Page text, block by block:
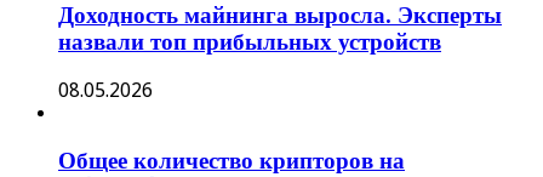
Доходность майнинга выросла. Эксперты
назвали топ прибыльных устройств
08.05.2026
Общее количество крипторов на